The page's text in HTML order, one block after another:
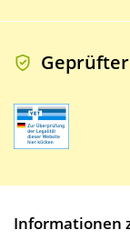
Informationen